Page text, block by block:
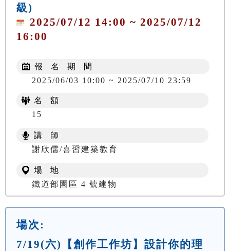
級)
2025/07/12 14:00 ~ 2025/07/12
16:00
報 名 期 間
2025/06/03 10:00 ~ 2025/07/10 23:59
名 額
15
講 師
謝欣儒/喜習建築教育
場 地
鐵道部園區 4 號建物
場次:
7/19(六)【創作工作坊】設計你的理